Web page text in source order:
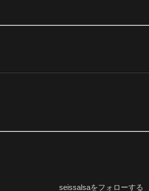
seissalsaをフォローする